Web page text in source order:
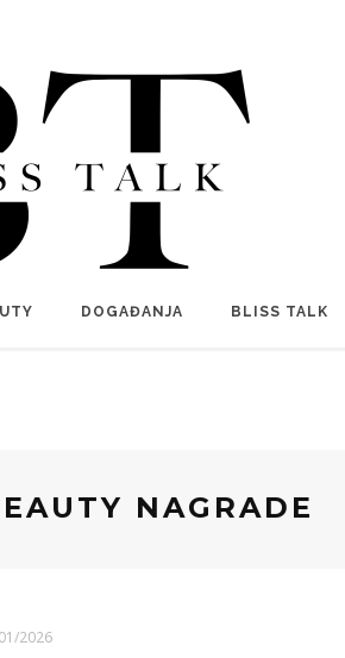
DOGAĐANJA BLISS TALK
NAGRADE
2026